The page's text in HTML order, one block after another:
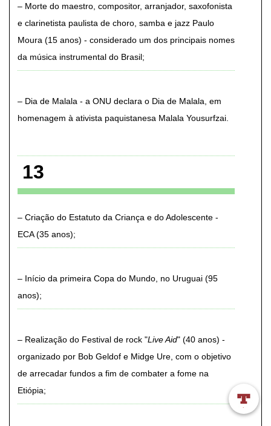
Morte do maestro, compositor, arranjador, saxofonista
e clarinetista paulista de choro, samba e jazz Paulo
Moura (15 anos) - considerado um dos principais nomes
da música instrumental do Brasil
Dia de Malala - a ONU declara o Dia de Malala, em
homenagem à ativista paquistanesa Malala Yousurfzai
13
Criação do Estatuto da Criança e do Adolescente -
ECA (35 anos)
Início da primeira Copa do Mundo, no Uruguai (95
anos)
Realização do Festival de rock "Live Aid" (40 anos) -
organizado por Bob Geldof e Midge Ure, com o objetivo
de arrecadar fundos a fim de combater a fome na
Etiópia